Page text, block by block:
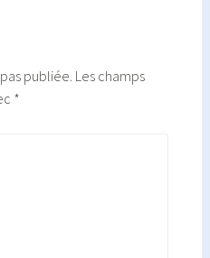
publiée. Les champs
*